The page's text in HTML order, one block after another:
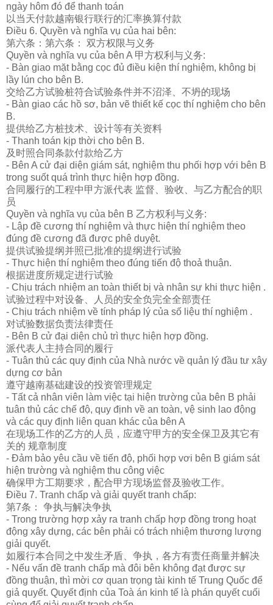
ngày hôm đó để thanh toán
以当天付款越南银行联行的汇率换算付款
Điều 6. Quyền và nghĩa vụ của hai bên:
第六条：第六条： 双方权限与义务
Quyền và nghĩa vụ của bên A 甲方权利与义务:
- Bàn giao mặt bằng cọc đủ điều kiện thí nghiệm, không bị
lầy lún cho bên B.
交给乙方试验桩符合试验条件并不沼泽 、不坍的现场
- Bàn giao các hồ sơ, bản vẽ thiết kế cọc thí nghiệm cho bên
B.
提供给乙方桩技术 设计等有关资料
- Thanh toán kịp thời cho bên B.
及 时照合同条款付款给乙方
- Bên A cử đại diện giám sát, nghiệm thu phối hợp với bên B
trong suốt quá trình thực hiện hợp đồng.
合同履行的工程中甲方派代表 监督、 验收、与乙方配合的职
员
Quyền và nghĩa vụ của bên B 乙方权利与义务:
- Lập đề cương thí nghiệm và thực hiện thí nghiệm theo
đúng đề cương đã được phê duyệt.
提供试验提纲并照已批准的提纲进行试验
- Thực hiện thí nghiệm theo đúng tiến độ thoả thuận.
根据进度所规定进行试验
- Chịu trách nhiệm an toàn thiết bị và nhân sự khi thực hiện .
试验过程中对设备 、人 员的安全负完全全部责任
- Chịu trách nhiệm về tính pháp lý của số liệu thí nghiệm .
对试验数据负责法律责任
- Bên B cử đại diện chủ trì thực hiện hợp đồng.
派代表人主持合同的履行
- Tuân thủ các quy định của Nhà nước về quản lý đầu tư xây
dựng cơ bản
遵守越南基础建设的投资管理规定
- Tất cả nhân viên làm việc tại hiện trường của bên B phải
tuân thủ các chế độ, quy định về an toàn, vệ sinh lao động
và các quy định liên quan khác của bên A
在现场工作的乙方的人 员 ， 应遵守甲方的安全保卫 及其它有
关的 规章制度
- Đảm bảo yêu cầu về tiến độ, phối hợp vơi bên B giám sát
hiện trường và nghiệm thu công việc
确保甲方工期要求，配合甲方现场监督及验收工作。
Điều 7. Tranh chấp và giải quyết tranh chấp:
第7条： 争执与解决争执
- Trong trường hợp xảy ra tranh chấp hợp đồng trong hoạt
động xây dựng, các bên phải có trách nhiệm thương lượng
giải quyết.
如履行本合同之中发生矛盾、争执 ，各方有责任商量并解决
- Nếu vấn đề tranh chấp mà đôi bên không đạt được sự
đồng thuận, thì mời cơ quan trọng tài kinh tế Trung Quốc để
giả quyết. Quyết định của Toà án kinh tế là phán quyết cuối